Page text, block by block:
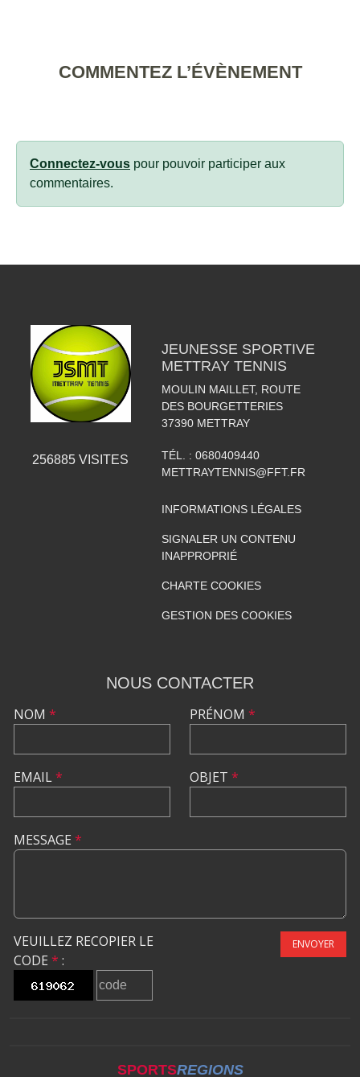
COMMENTEZ L’ÉVÈNEMENT
Connectez-vous pour pouvoir participer aux
commentaires.
256885 VISITES
JEUNESSE SPORTIVE
METTRAY TENNIS
MOULIN MAILLET, ROUTE
DES BOURGETTERIES
37390 METTRAY
TÉL. : 0680409440
METTRAYTENNIS@FFT.FR
INFORMATIONS LÉGALES
SIGNALER UN CONTENU
INAPPROPRIÉ
CHARTE COOKIES
GESTION DES COOKIES
NOUS CONTACTER
NOM *
EMAIL*
PRÉNOM *
OBJET *
MESSAGE *
VEUILLEZ RECOPIER LE
CODE * :
ENVOYER
SPORTSREGIONS